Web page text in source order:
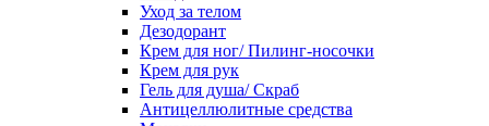
Уход за телом
Дезодорант
Крем для ног/ Пилинг-носочки
Крем для рук
Гель для душа/ Скраб
Антицеллюлитные средства